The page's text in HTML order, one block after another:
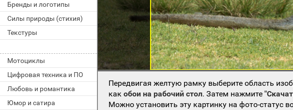
Бренды и логотипы
Силы природы (стихия)
Текстуры
Мотоциклы
Цифровая техника и ПО
Любовь и романтика
Юмор и сатира
Передвигая желтую рамку выберите область
какобои на рабочий стол. Затем нажмите
Можно установить эту картинку на фото-статус